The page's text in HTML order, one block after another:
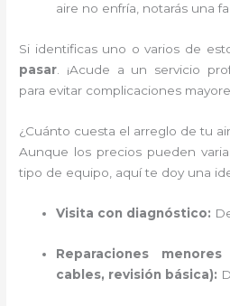
aire no enfría, notarás una
Si identificas uno o varios de
pasar . ¡Acude a un servicio
para evitar complicaciones
¿Cuánto cuesta el arreglo de tu
Aunque los precios pueden
tipo de equipo, aquí te doy una
Visita con diagnóstico:
Reparaciones
cables, revisión básica):